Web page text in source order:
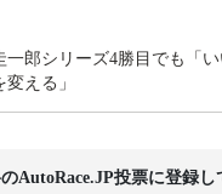
一郎シリーズ4勝目でも「
える」
AutoRace.JP投票に登録し